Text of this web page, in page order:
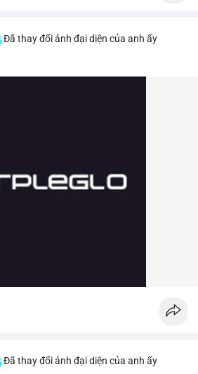
Đã thay đổi ảnh đại diện của anh ấy
Đã thay đổi ảnh đại diện của anh ấy